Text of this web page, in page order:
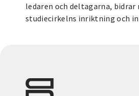
ledaren och deltagarna,
studiecirkelns inriktning och